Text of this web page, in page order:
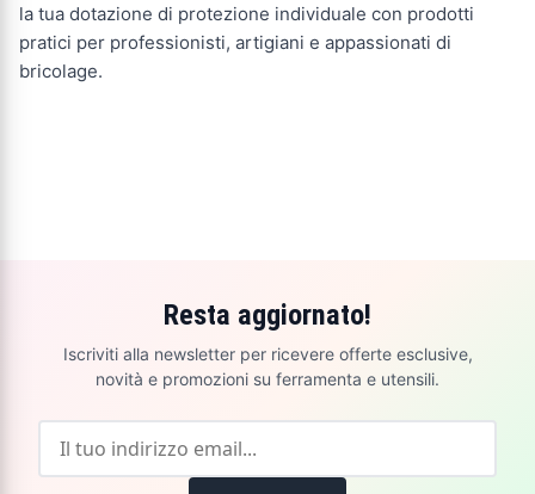
la tua dotazione di protezione individuale con prodotti
pratici per professionisti, artigiani e appassionati di
bricolage.
Resta aggiornato!
Iscriviti alla newsletter per ricevere offerte esclusive,
novità e promozioni su ferramenta e utensili.